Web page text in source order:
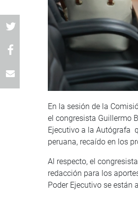
En la sesión de la
el congresista Guillermo
Ejecutivo a la Autógrafa
peruana, recaído en los
Al respecto, el
redacción para los
Poder Ejecutivo se están